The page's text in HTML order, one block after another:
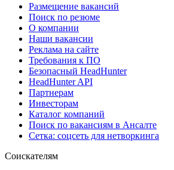
Размещение вакансий
Поиск по резюме
О компании
Наши вакансии
Реклама на сайте
Требования к ПО
Безопасный HeadHunter
HeadHunter API
Партнерам
Инвесторам
Каталог компаний
Поиск по вакансиям в Ансалте
Сетка: соцсеть для нетворкинга
Соискателям